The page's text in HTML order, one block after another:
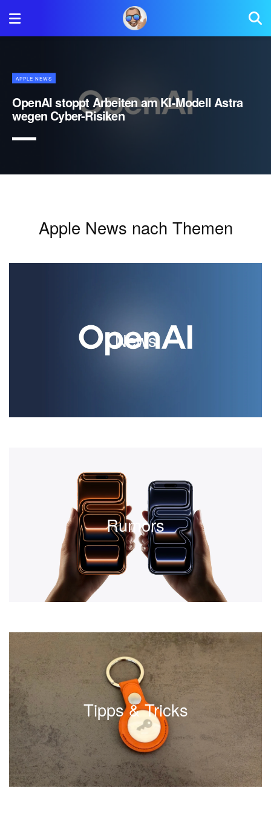
APPLE NEWS
OpenAI stoppt Arbeiten am KI-Modell Astra
wegen Cyber-Risiken
Apple News nach Themen
News
watchOS und visionOS, neue Services, rechtliche
Auseinandersetzungen, strategische Entscheidungen. Kein
Live-Ticker, keine Klicks – nur die Meldungen, die wirklich
Rumors
Was über kommende Apple-Produkte bekannt ist – und
was nicht. Berichte zu iPhones, Macs, iPads und Apple
Watches werden nach Quellenlage bewertet, eingeordnet
und zusammengefasst. Spekulation wird als solche
markiert, nicht als Fakt verkauft. Klar getrennt: bestätigte
Leaks und plausible Vermutungen.
Read Apple Rumors
Tipps & Tricks
Tipps & Tricks
Anleitungen für iPhone, iPad, Mac und Apple Watch, die
genau einmal funktionieren müssen: dann nämlich, wenn
du sie brauchst. Schritt für Schritt, ohne Umwege, geprüft
mit aktuellen iOS-, macOS- und watchOS-Versionen. Von
Backup und Datenübertragung bis zu Funktionen, die im
Alltag wirklich helfen.
Discover Apple Tips